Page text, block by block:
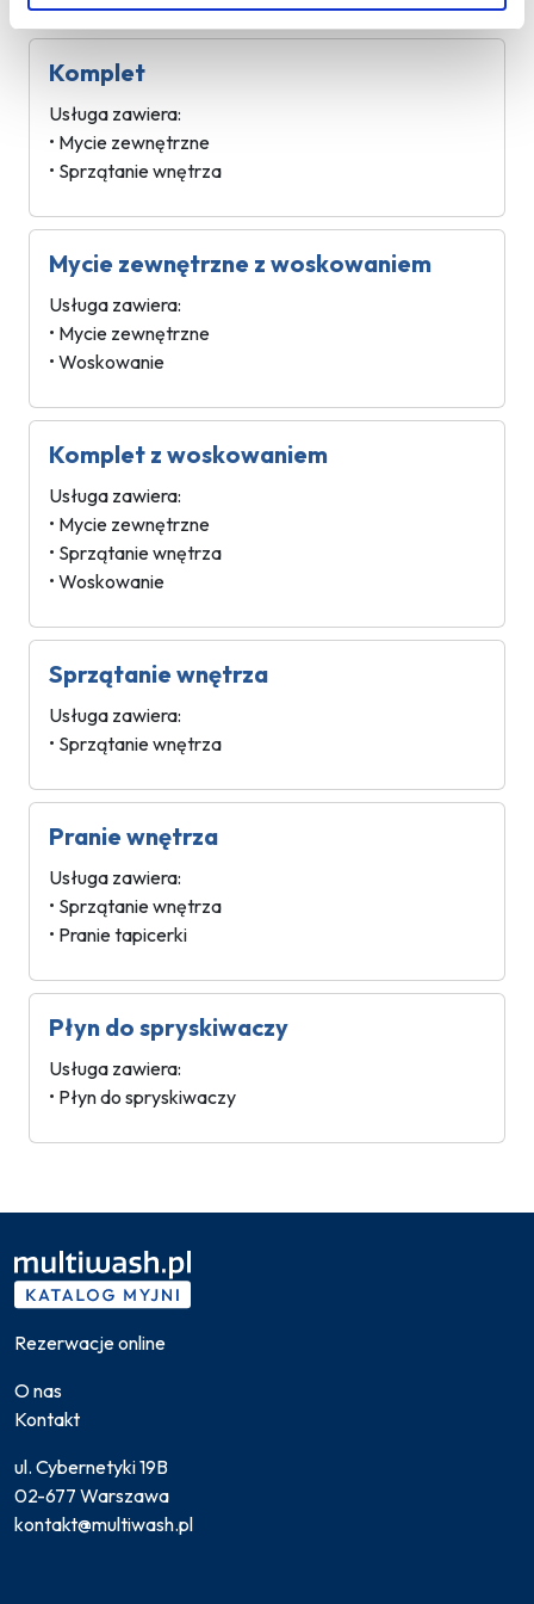
Komplet
Usługa zawiera:
• Mycie zewnętrzne
• Sprzątanie wnętrza
Mycie zewnętrzne z woskowaniem
Usługa zawiera:
• Mycie zewnętrzne
• Woskowanie
Komplet z woskowaniem
Usługa zawiera:
• Mycie zewnętrzne
• Sprzątanie wnętrza
• Woskowanie
Sprzątanie wnętrza
Usługa zawiera:
• Sprzątanie wnętrza
Pranie wnętrza
Usługa zawiera:
• Sprzątanie wnętrza
• Pranie tapicerki
Płyn do spryskiwaczy
Usługa zawiera:
• Płyn do spryskiwaczy
Rezerwacje online
O nas
Kontakt
ul. Cybernetyki 19B
02-677 Warszawa
kontakt@multiwash.pl